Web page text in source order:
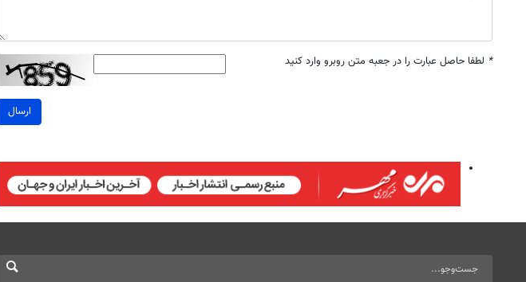
* لطفا حاصل عبارت را در جعبه متن روبرو وارد کنید
ارسال